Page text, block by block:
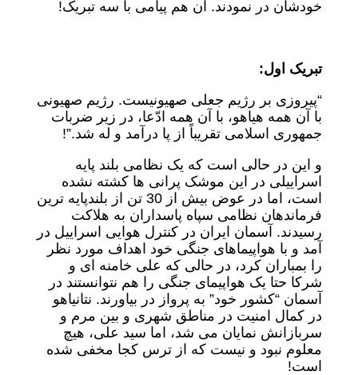
خودشان در نمودند. آن هم پیامی با سه تبریک!
تبریک اول:
“پیروزی بر رژیم جعلی صهیونیست. رژیم صهیونی
با آن همه هیاهو، با آن همه ادّعا، در زیر ضربات
جمهوری اسلامی تقریباً از پا درآمد و له شد.”!
و این در حالی است که یک نظامی بلند پایه
اسراییلی در این موشک پرانی ها کشته نشده
است، اما در عوض بیش از 30 تن از بلندپایه ترین
فرماندهان نظامی سپاه پاسداران به هلاکت
رسیدند. آسمان ایران در کنترل هوایی اسراییل در
آمد و با هواپیماهای جنگی خود اهداف مورد نظر
را بمباران کرد، در حالی که علی خامنه ای و
شرکا حتا یک هواپیمای جنگی را هم نتوانستند در
آسمان “کشور خود” به پرواز در بیاورند. نتانیاهو
در کمال امنیت در مناطق شهری و بین مرم و
سربازانش نمایان می شد، اما سید علی، هیچ
معلوم نبود و نیست که از ترس کجا مخفی شده
است!